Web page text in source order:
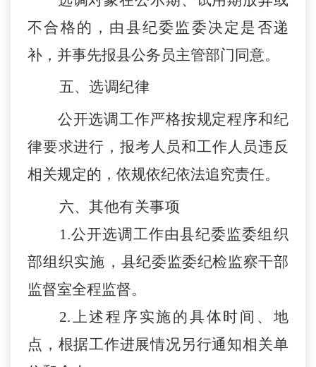
不合格的，由 县纪委监委决定是否递
补，并事先报县公务员主管部门同意。
五、选调纪律
公开选调工作严格按规定程序和纪
律要求进行， 报考人员和工作人员违反
相关规定的 ，依规依纪依法追究责任。
六、其他有关事项
1.公开选调工作由县纪委监委组织
部组织实施， 县纪委监委纪检监察干部
监督室全程监督。
2.上述程序实施的具体时间 、地
点 ，根据工作进展情况另行通知相关单